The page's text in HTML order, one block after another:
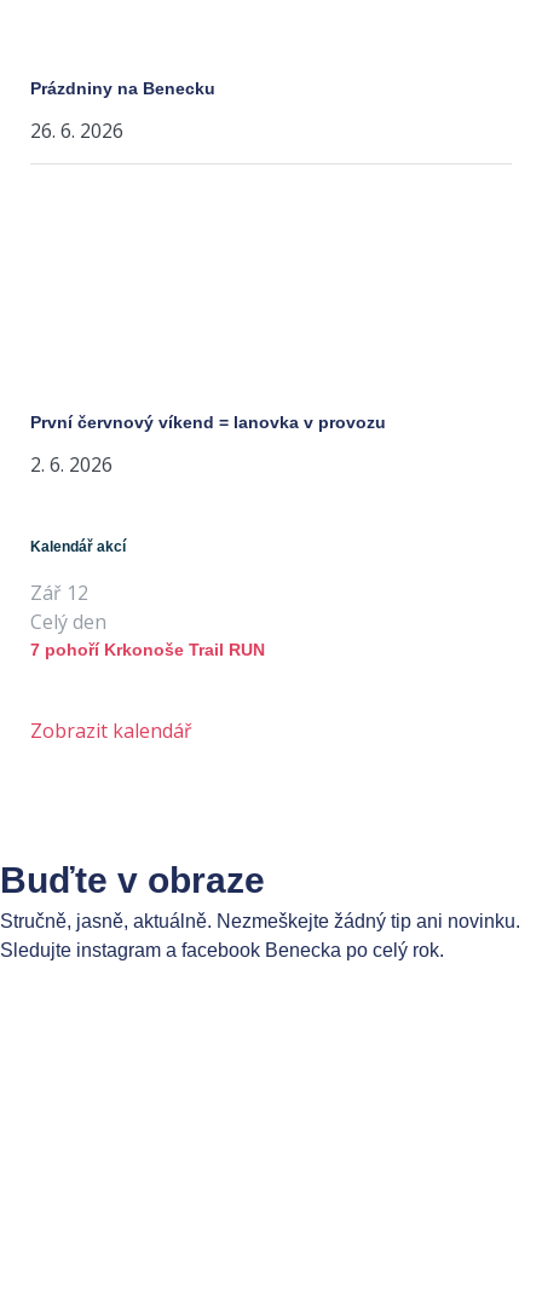
Prázdniny na Benecku
26. 6. 2026
První červnový víkend = lanovka v provozu
2. 6. 2026
Kalendář akcí
Zář 12
Celý den
7 pohoří Krkonoše Trail RUN
Zobrazit kalendář
Buďte v obraze
Stručně, jasně, aktuálně. Nezmeškejte žádný tip ani novinku.
Sledujte instagram a facebook Benecka po celý rok.